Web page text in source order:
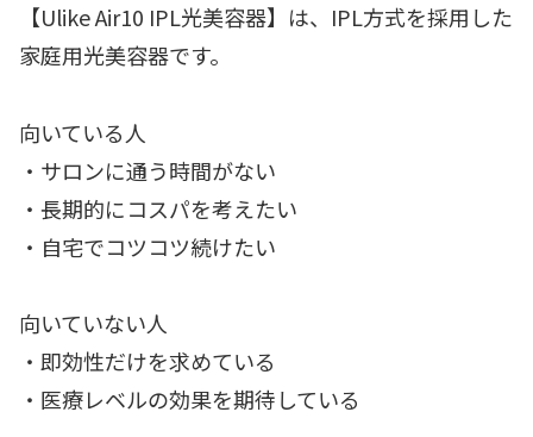
【Ulike Air10 IPL光美容器】は、IPL方式を採用した
家庭用光美容器です。
向いている人
・サロンに通う時間がない
・長期的にコスパを考えたい
・自宅でコツコツ続けたい
向いていない人
・即効性だけを求めている
・医療レベルの効果を期待している